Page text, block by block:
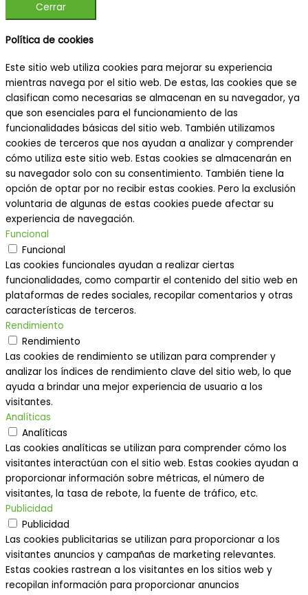
Cerrar
Política de cookies
Este sitio web utiliza cookies para mejorar su experiencia
mientras navega por el sitio web. De estas, las cookies que se
clasifican como necesarias se almacenan en su navegador, ya
que son esenciales para el funcionamiento de las
funcionalidades básicas del sitio web. También utilizamos
cookies de terceros que nos ayudan a analizar y comprender
cómo utiliza este sitio web. Estas cookies se almacenarán en
su navegador solo con su consentimiento. También tiene la
opción de optar por no recibir estas cookies. Pero la exclusión
voluntaria de algunas de estas cookies puede afectar su
experiencia de navegación.
Funcional
Funcional
Las cookies funcionales ayudan a realizar ciertas
funcionalidades, como compartir el contenido del sitio web en
plataformas de redes sociales, recopilar comentarios y otras
características de terceros.
Rendimiento
Rendimiento
Las cookies de rendimiento se utilizan para comprender y
analizar los índices de rendimiento clave del sitio web, lo que
ayuda a brindar una mejor experiencia de usuario a los
visitantes.
Analíticas
Analíticas
Las cookies analíticas se utilizan para comprender cómo los
visitantes interactúan con el sitio web. Estas cookies ayudan a
proporcionar información sobre métricas, el número de
visitantes, la tasa de rebote, la fuente de tráfico, etc.
Publicidad
Publicidad
Las cookies publicitarias se utilizan para proporcionar a los
visitantes anuncios y campañas de marketing relevantes.
Estas cookies rastrean a los visitantes en los sitios web y
recopilan información para proporcionar anuncios